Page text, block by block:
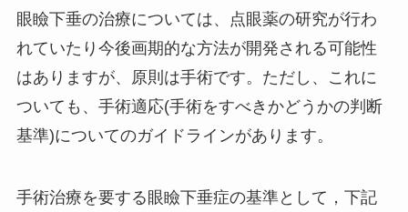
眼瞼下垂の治療については、点眼薬の研究が行わ
れていたり今後画期的な方法が開発される可能性
はありますが、原則は手術です。ただし、これに
ついても、手術適応(手術をすべきかどうかの判断
基準)についてのガイドラインがあります。
手術治療を要する眼瞼下垂症の基準として，下記